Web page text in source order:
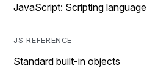
JavaScript: Scripting language
JS REFERENCE
Standard built-in objects